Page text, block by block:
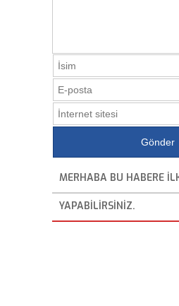
MERHABA BU HABERE
YAPABILIRSINIZ.